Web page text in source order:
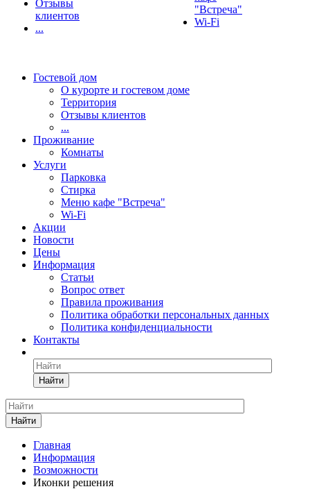
Отзывы
клиентов
...
"Встреча"
Wi-Fi
Гостевой дом
О курорте и гостевом доме
Территория
Отзывы клиентов
...
Проживание
Комнаты
Услуги
Парковка
Стирка
Меню кафе "Встреча"
Wi-Fi
Акции
Новости
Цены
Информация
Статьи
Вопрос ответ
Правила проживания
Политика обработки персональных данных
Политика конфиденциальности
Контакты
Найти
Найти
Главная
Информация
Возможности
Иконки решения